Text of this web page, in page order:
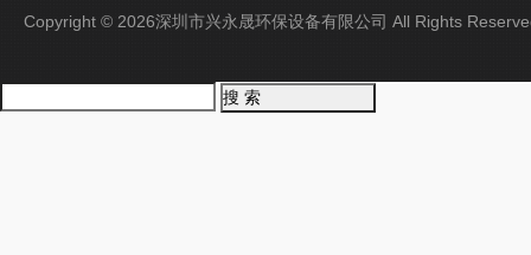
Copyright © 2026深圳市兴永晟环保设备有限公司 All Rights